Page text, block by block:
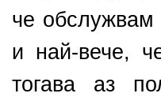
че обслужвам
и най-вече,
тогава аз